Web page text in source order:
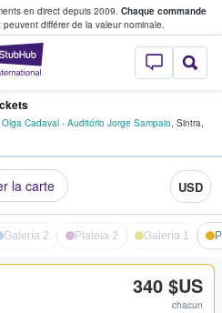
en direct depuis 2009. Chaque commande
peuvent différer de la valeur nominale.
StubHub - Où
des billets
Olga Cadaval - Auditório Jorge Sampaio, Sintra,
la carte USD
Galería 2 Plateia 2 Galería 1
340 $US
chacun